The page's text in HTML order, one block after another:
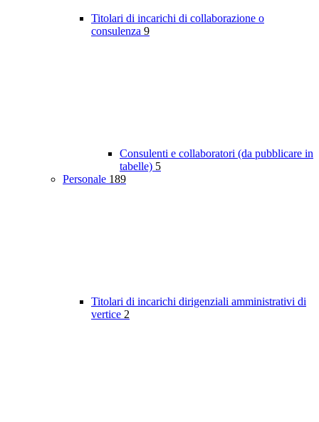
Titolari di incarichi di collaborazione o
consulenza 9
Consulenti e collaboratori (da pubblicare in
tabelle) 5
Personale 189
Titolari di incarichi dirigenziali amministrativi di
vertice 2